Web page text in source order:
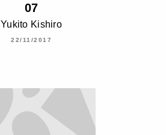
07
Yukito Kishiro
22/11/2017